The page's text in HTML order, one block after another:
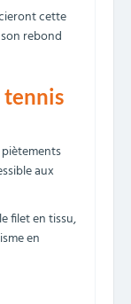
cette
rebond
tennis
aux
filet en tissu,
en